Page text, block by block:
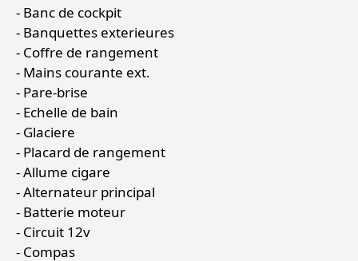
Banc de cockpit
Banquettes exterieures
Coffre de rangement
Mains courante ext.
Pare-brise
Echelle de bain
Glaciere
Placard de rangement
Allume cigare
Alternateur principal
Batterie moteur
Circuit 12v
Compas